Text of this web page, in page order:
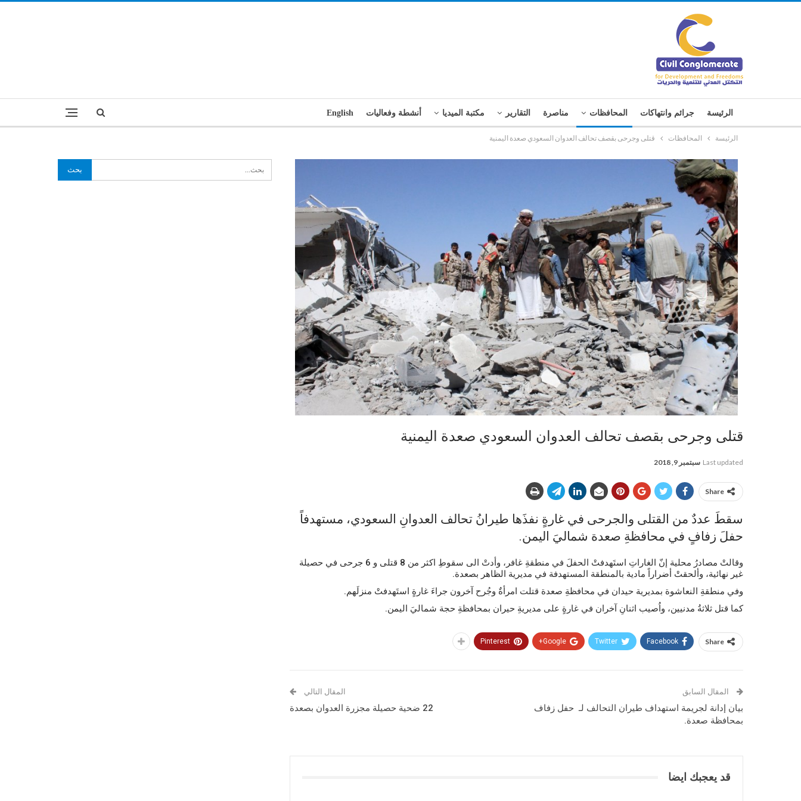
الرئيسة جرائم وانتهاكات المحافظات مناصرة التقارير مكتبة الميديا أنشطة وفعاليات English
الرئيسة المحافظات قتلى وجرحى بقصف تحالف العدوان السعودي صعدة اليمنية
قتلى وجرحى بقصف تحالف العدوان السعودي صعدة اليمنية
Last updated سبتمبر 9, 2018
Share
سقطَ عددٌ من القتلى والجرحى في غارةٍ نفذَها طيرانُ تحالف العدوانِ السعودي، مستهدفاً
حفلَ زفافٍ في محافظةِ صعدة شماليَ اليمن.
وقالتْ مصادرُ محلية إنّ الغاراتِ استَهدفتْ الحفلَ في منطقةِ غافر، وأدتْ الى سقوطِ اكثر من 8 قتلى و 6 جرحى في حصيلة
غير نهائية، وألحقتْ أضراراً مادية بالمنطقة المستهدفة في مديرية الظاهر بصعدة.
وفي منطقةِ النعاشوة بمديرية حيدان في محافظةِ صعدة قتلت امرأةٌ وجُرح آخرون جراءَ غارةٍ استَهدفتْ منزلَهم.
كما قتل ثلاثةُ مدنيين، واُصيب اثنانِ آخران في غارةٍ على مديريةِ حيران بمحافظةِ حجة شماليَ اليمن.
Share
Facebook
Twitter
Google+
Pinterest
المقال السابق
بيان إدانة لجريمة استهداف طيران التحالف لـ حفل زفاف
بمحافظة صعدة.
المقال التالي
22 ضحية حصيلة مجزرة العدوان بصعدة
قد يعجبك ايضا